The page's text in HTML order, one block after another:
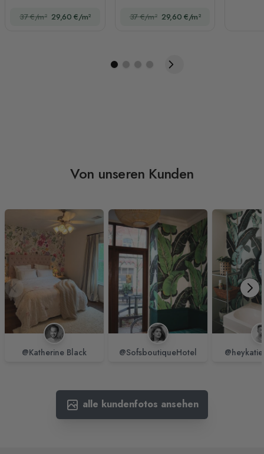
37 €/m² 29,60 €/m² 37 €/m² 29,60 €/m²
Von unseren Kunden
@Katherine Black @SofsboutiqueHotel
alle kundenfotos ansehen